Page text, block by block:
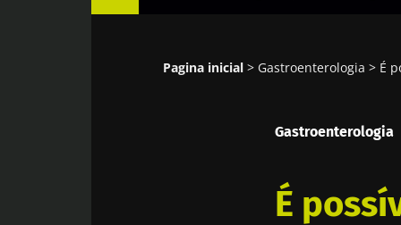
Pagina inicial Gastroenterologia É
Gastroenterologia
É